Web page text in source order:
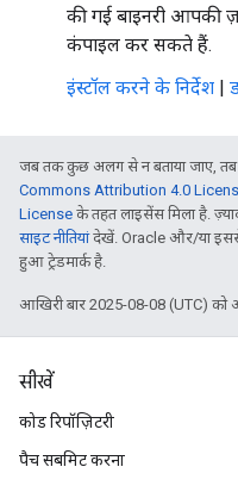
की गई बाइनरी आपकी
कंपाइल कर सकते हैं.
इंस्टॉल करने के निर्देश |
जब तक कुछ अलग से न बताया जाए, तब
Commons Attribution 4.0
License के तहत लाइसेंस मिला है.
साइट नीतियांदेखें. Oracle और/या इससे
हुआ ट्रेडमार्क है.
आखिरी बार 2025-08-08 (UTC) को
सीखें
कोड रिपॉज़िटरी
पैच सबमिट करना